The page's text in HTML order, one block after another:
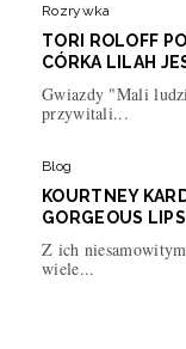
Rozrywka
TORI ROLOFF
CÓRKA LILAH
Gwiazdy "Mali
przywitali...
Blog
KOURTNEY
GORGEOUS
Z ich
wiele...